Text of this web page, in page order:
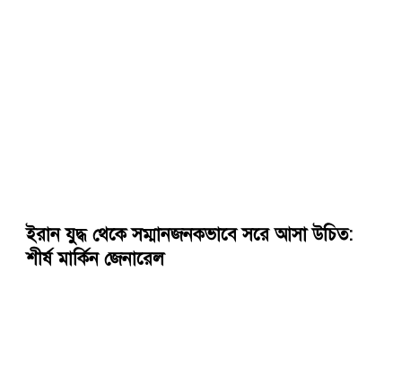
ইরান যুদ্ধ থেকে সম্মানজনকভাবে সরে আসা উচিত:
শীর্ষ মার্কিন জেনারেল